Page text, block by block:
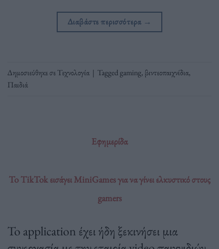
Διαβάστε περισσότερα →
Δημοσιεύθηκε σεΤεχνολογία | Taggedgaming, βιντεοπαιχνίδια,
Παιδιά
Εφημερίδα
To ΤikTok εισάγει MiniGames για να γίνει ελκυστικό στους
gamers
To application έχει ήδη ξεκινήσει μια